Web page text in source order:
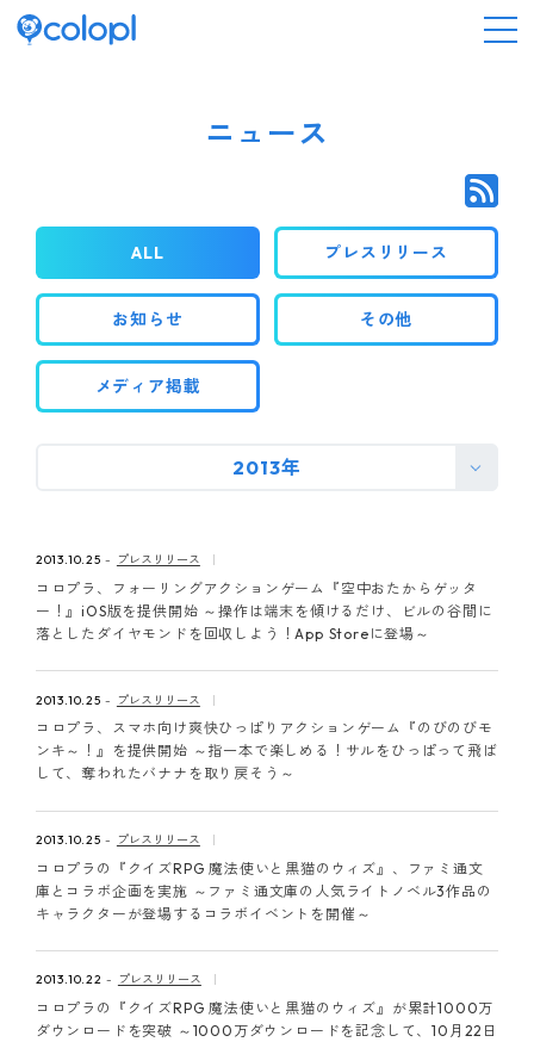
IR情報
採用情報
ピンマーク
EN
ニュース
ALL プレスリリース
お知らせ その他
メディア掲載
2013年
2013.10.25 プレスリリース
コロプラ、フォーリングアクションゲーム『空中おたからゲッタ
ー！』iOS版を提供開始 ～操作は端末を傾けるだけ、ビルの谷間に
落としたダイヤモンドを回収しよう！App Storeに登場～
2013.10.25 プレスリリース
コロプラ、スマホ向け爽快ひっぱりアクションゲーム『のびのびモ
ンキ～！』を提供開始 ～指一本で楽しめる！サルをひっぱって飛ば
して、奪われたバナナを取り戻そう～
2013.10.25 プレスリリース
コロプラの『クイズRPG 魔法使いと黒猫のウィズ』、ファミ通文
庫とコラボ企画を実施 ～ファミ通文庫の人気ライトノベル3作品の
キャラクターが登場するコラボイベントを開催～
2013.10.22 プレスリリース
コロプラの『クイズRPG 魔法使いと黒猫のウィズ』が累計1000万
ダウンロードを突破 ～1000万ダウンロードを記念して、10月22日